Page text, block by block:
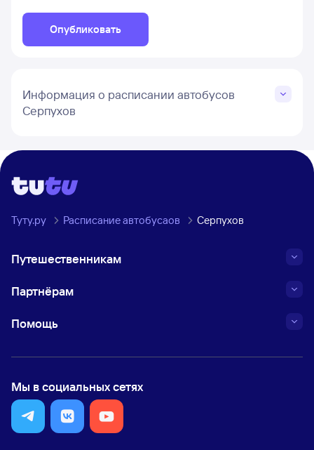
Опубликовать
Информация о расписании автобусов
Серпухов
Туту.ру Расписание автобусаов Серпухов
Путешественникам
Партнёрам
Помощь
Мы в социальных сетях